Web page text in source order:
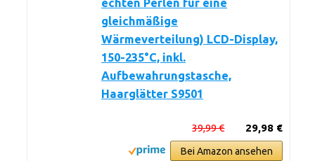
echten Perlen für eine
gleichmäßige
Wärmeverteilung) LCD-Display,
150-235°C, inkl.
Aufbewahrungstasche,
Haarglätter S9501
29,98 €
39,99 €
Bei Amazon ansehen